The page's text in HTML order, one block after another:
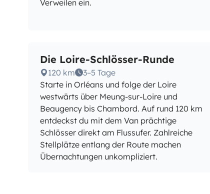
Verweilen ein.
Die Loire-Schlösser-Runde
120 km
3–5 Tage
Starte in Orléans und folge der Loire
westwärts über Meung-sur-Loire und
Beaugency bis Chambord. Auf rund 120 km
entdeckst du mit dem Van prächtige
Schlösser direkt am Flussufer. Zahlreiche
Stellplätze entlang der Route machen
Übernachtungen unkompliziert.